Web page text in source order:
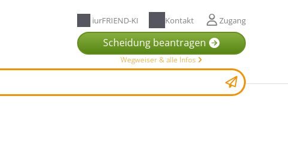
iurFRIEND-KI Kontakt Zugang
Scheidung beantragen
Wegweiser & alle Infos